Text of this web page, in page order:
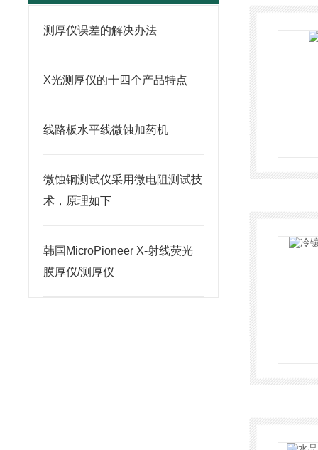
测厚仪误差的解决办法
X光测厚仪的十四个产品特点
线路板水平线微蚀加药机
微蚀铜测试仪采用微电阻测试技
术，原理如下
韩国MicroPioneer X-射线荧光
膜厚仪/测厚仪